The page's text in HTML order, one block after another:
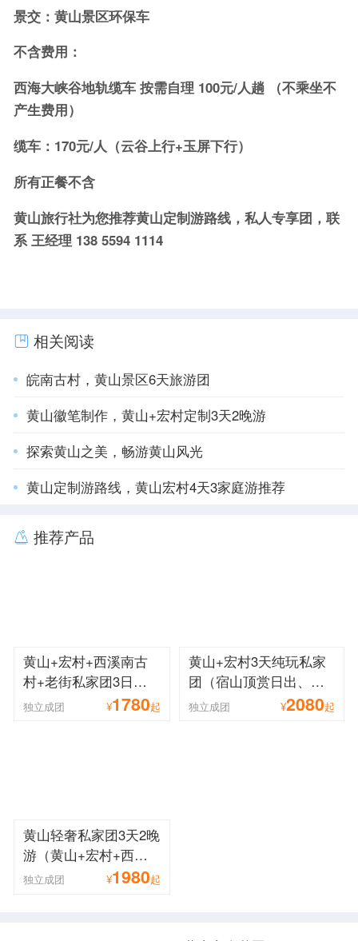
景交：黄山景区环保车
不含费用：
西海大峡谷地轨缆车 按需自理 100元/人趟 （不乘坐不
产生费用）
缆车：170元/人（云谷上行+玉屏下行）
所有正餐不含
黄山旅行社为您推荐黄山定制游路线，私人专享团，联
系 王经理 138 5594 1114
相关阅读
皖南古村，黄山景区6天旅游团
黄山徽笔制作，黄山+宏村定制3天2晚游
探索黄山之美，畅游黄山风光
黄山定制游路线，黄山宏村4天3家庭游推荐
推荐产品
黄山+宏村+西溪南古
村+老街私家团3日游
（住宏村精品客栈、市
独立成团 ¥1780起
黄山+宏村3天纯玩私家
团（宿山顶赏日出、观
云海走西海大峡谷、一
独立成团 ¥2080起
黄山轻奢私家团3天2晚
游（黄山+宏村+西递
村定制游、住宏村精品
独立成团 ¥1980起